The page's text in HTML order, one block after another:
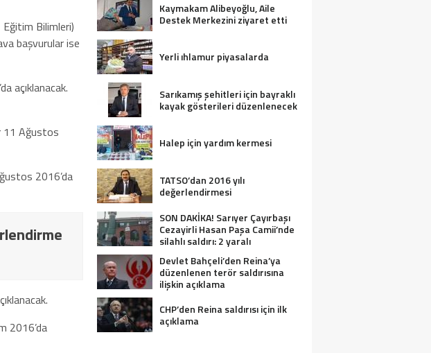
Eğitim Bilimleri)
başvurular ise
açıklanacak.
11 Ağustos
2016’da
2016’da
Kaymakam Alibeyoğlu, Aile
Destek Merkezini ziyaret etti
Yerli ıhlamur piyasalarda
Sarıkamış şehitleri için bayraklı
kayak gösterileri düzenlenecek
Halep için yardım kermesi
TATSO’dan 2016 yılı
değerlendirmesi
SON DAKİKA! Sarıyer Çayırbaşı
Cezayirli Hasan Paşa Camii’nde
silahlı saldırı: 2 yaralı
Devlet Bahçeli’den Reina’ya
düzenlenen terör saldırısına
ilişkin açıklama
CHP’den Reina saldırısı için ilk
açıklama